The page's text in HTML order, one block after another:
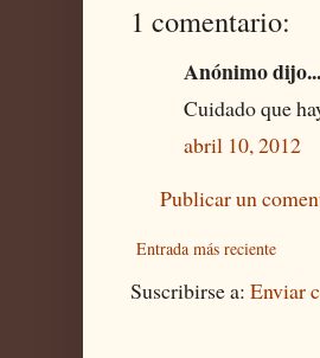
1 comentario:
Anónimo dijo...
Cuidado que
abril 10, 2012
Publicar un
Entrada más reciente
Suscribirse a: Enviar